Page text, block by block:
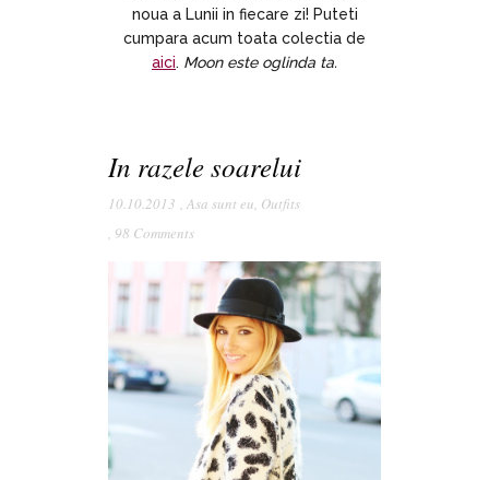
noua a Lunii in fiecare zi! Puteti
cumpara acum toata colectia de
aici. Moon este oglinda ta.
In razele soarelui
10.10.2013 , Asa sunt eu, Outfits
, 98 Comments